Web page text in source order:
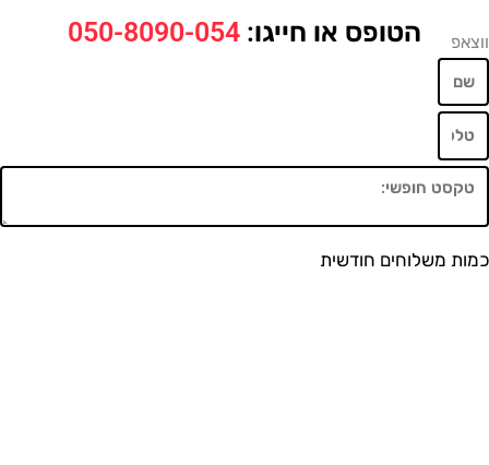
הטופס או חייגו:050-8090-054
חודשית